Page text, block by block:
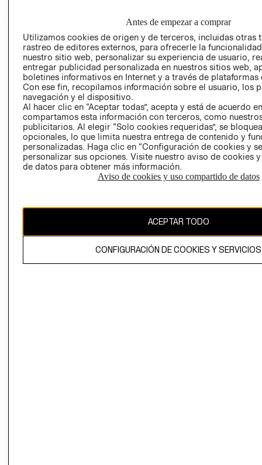
PROGRAMA DE
TRANSPARENCIA
Y ÉTICA (INGLÉS)
DE INDUSTRIA Y
COMERCIO - SIC
PETICIONES
QUEJAS Y
RECLAMOS
Colombia ($)
CAMBIAR REGIÓN
El contenido de esta página web está protegido por copyright y es
propiedad de H&M Hennes & Mauritz AB.
Antes de empezar a comprar
Utilizamos cookies de origen y de terceros, incluidas otras
rastreo de editores externos, para ofrecerle la
nuestro sitio web, personalizar su experiencia de usuario,
entregar publicidad personalizada en nuestros sitios web,
boletines informativos en Internet y a través de plataformas
Con ese fin, recopilamos información sobre el usuario, los
navegación y el dispositivo.
Al hacer clic en “Aceptar todas”, acepta y está de acuerdo
compartamos esta información con terceros, como
publicitarios. Al elegir “Solo cookies requeridas”, se
opcionales, lo que limita nuestra entrega de contenido y
personalizadas. Haga clic en “Configuración de cookies y
personalizar sus opciones. Visite nuestro aviso de cookies
de datos para obtener más información.
Aviso de cookies y uso compartido de datos
ACEPTAR TODO
CONFIGURACIÓN DE COOKIES Y SERVICIOS